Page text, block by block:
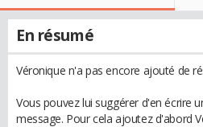
En résumé
Véronique n'a pas encore ajouté de
Vous pouvez lui suggérer d'en écrire
message. Pour cela ajoutez d'abord